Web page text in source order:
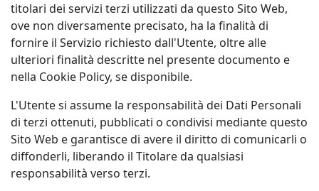
titolari dei servizi terzi utilizzati da questo Sito Web,
ove non diversamente precisato, ha la finalità di
fornire il Servizio richiesto dall'Utente, oltre alle
ulteriori finalità descritte nel presente documento e
nella Cookie Policy, se disponibile.
L'Utente si assume la responsabilità dei Dati Personali
di terzi ottenuti, pubblicati o condivisi mediante questo
Sito Web e garantisce di avere il diritto di comunicarli o
diffonderli, liberando il Titolare da qualsiasi
responsabilità verso terzi.